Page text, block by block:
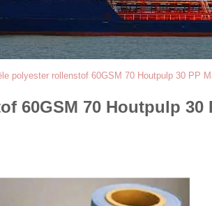
polyester rollenstof 60GSM 70 Houtpulp 30 PP
60GSM 70 Houtpulp 30